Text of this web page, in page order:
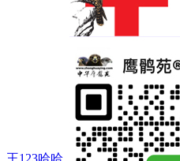
王123哈哈